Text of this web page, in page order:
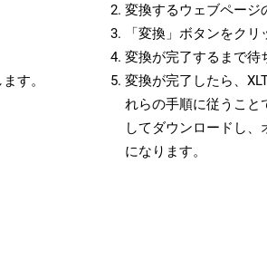
す。
変換するウェブページ
「変換」ボタンをク
変換が完了するまで待
変換が完了したら、
れらの手順に従うこと
してダウンロードし
になります。